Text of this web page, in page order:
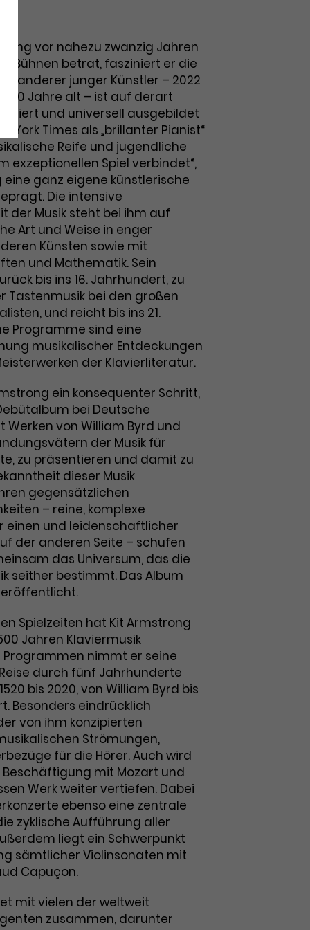
vor nahezu zwanzig Jahren
Bühnen betrat, fasziniert er die
anderer junger Künstler – 2022
30 Jahre alt – ist auf derart
und universell ausgebildet
York Times als „brillanter Pianist“
Reife und jugendliche
exzeptionellen Spiel verbindet“,
ganz eigene künstlerische
Die intensive
der Musik steht bei ihm auf
Art und Weise in enger
Künsten sowie mit
und Mathematik. Sein
bis ins 16. Jahrhundert, zu
Tastenmusik bei den großen
und reicht bis ins 21.
Programme sind eine
musikalischer Entdeckungen
der Klavierliteratur.
ein konsequenter Schritt,
bei Deutsche
von William Byrd und
der Musik für
zu präsentieren und damit zu
dieser Musik
gegensätzlichen
– reine, komplexe
einen und leidenschaftlicher
der anderen Seite – schufen
das Universum, das die
seither bestimmt. Das Album
Spielzeiten hat Kit Armstrong
Jahren Klaviermusik
Programmen nimmt er seine
durch fünf Jahrhunderte
bis 2020, von William Byrd bis
Besonders eindrücklich
von ihm konzipierten
Strömungen,
für die Hörer. Auch wird
mit Mozart und
Werk weiter vertiefen. Dabei
ebenso eine zentrale
zyklische Aufführung aller
liegt ein Schwerpunkt
sämtlicher Violinsonaten mit
Capuçon.
mit vielen der weltweit
zusammen, darunter